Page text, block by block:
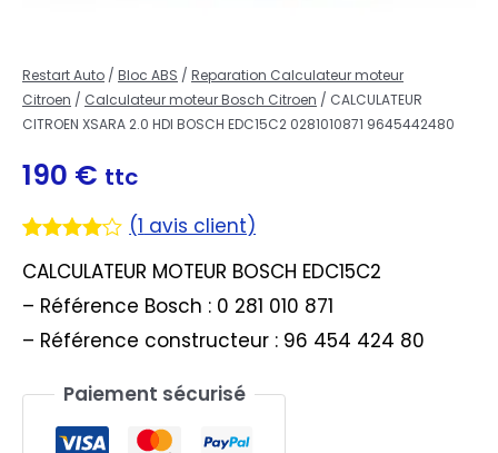
Restart Auto / Bloc ABS / Reparation Calculateur moteur
Citroen / Calculateur moteur Bosch Citroen / CALCULATEUR
CITROEN XSARA 2.0 HDI BOSCH EDC15C2 0281010871 9645442480
190 € ttc
sur 5
sur
notation
client
(1 avis client)
CALCULATEUR MOTEUR BOSCH EDC15C2
– Référence Bosch : 0 281 010 871
– Référence constructeur : 96 454 424 80
Paiement sécurisé